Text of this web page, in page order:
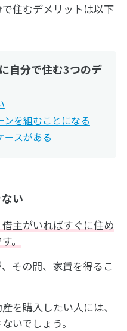
住むデメリットは以下
自分で住む3つのデ
を組むことになる
ースがある
い
主がいればすぐに住め
。
その間、家賃を得るこ
を購入したい人には、
いでしょう。